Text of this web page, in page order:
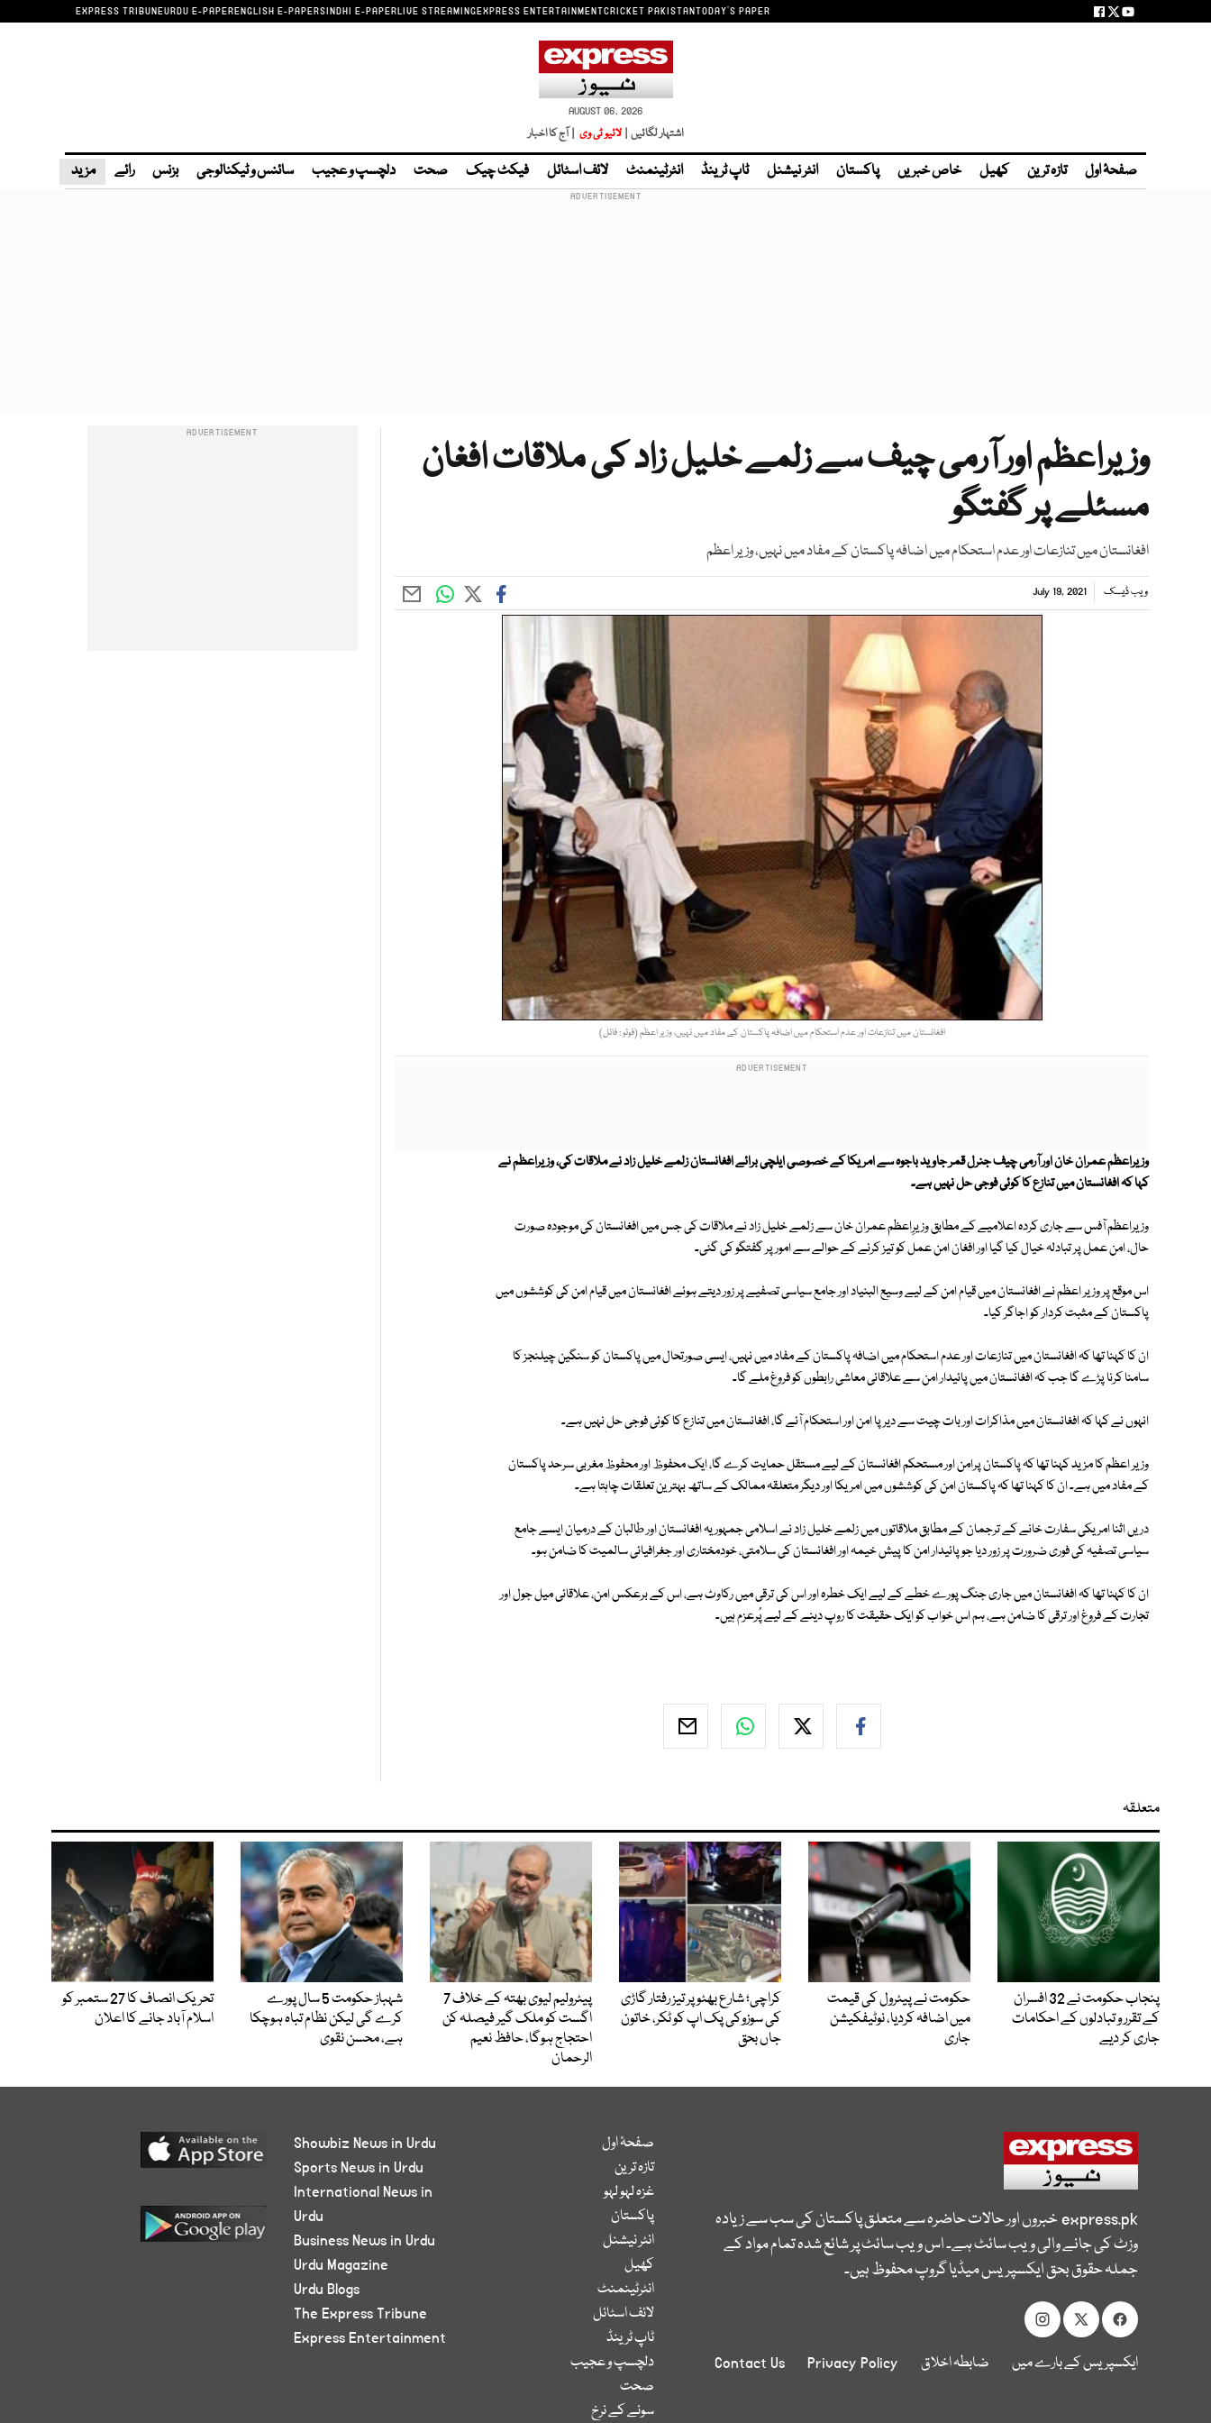
EXPRESS TRIBUNEURDU E-PAPERENGLISH E-PAPERSINDHI E-PAPERLIVE STREAMINGEXPRESS ENTERTAINMENTCRICKET PAKISTANTODAY'S PAPER
AUGUST 06, 2026
اشتہار لگائیں | لائیو ٹی وی | آج کا اخبار
صفحۂ اول تازہ ترین کھیل خاص خبریں پاکستان انٹر نیشنل ٹاپ ٹرینڈ انٹرٹینمنٹ لائف اسٹائل فیکٹ چیک صحت دلچسپ و عجیب سائنس و ٹیکنالوجی بزنس رائے مزید
وزیراعظم اور آرمی چیف سے زلمے خلیل زاد کی ملاقات افغان
مسئلے پر گفتگو
افغانستان میں تنازعات اور عدم استحکام میں اضافہ پاکستان کے مفاد میں نہیں، وزیر اعظم
ویب ڈیسک July 19, 2021
افغانستان میں تنازعات اور عدم استحکام میں اضافہ پاکستان کے مفاد میں نہیں، وزیر اعظم (فوٹو : فائل)
وزیراعظم عمران خان اور آرمی چیف جنرل قمر جاوید باجوہ سے امریکا کے خصوصی ایلچی برائے افغانستان زلمے خلیل زاد نے ملاقات کی، وزیراعظم نے
کہا کہ افغانستان میں تنازع کا کوئی فوجی حل نہیں ہے۔
وزیراعظم آفس سے جاری کردہ اعلامیے کے مطابق وزیرِاعظم عمران خان سے زلمے خلیل زاد نے ملاقات کی جس میں افغانستان کی موجودہ صورت
حال، امن عمل پر تبادلہ خیال کیا گیا اور افغان امن عمل کو تیز کرنے کے حوالے سے امور پر گفتگو کی گئی۔
اس موقع پر وزیر اعظم نے افغانستان میں قیام امن کے لیے وسیع البنیاد اور جامع سیاسی تصفیے پر زور دیتے ہوئے افغانستان میں قیام امن کی کوششوں میں
پاکستان کے مثبت کردار کو اجاگر کیا۔
ان کا کہنا تھا کہ افغانستان میں تنازعات اور عدم استحکام میں اضافہ پاکستان کے مفاد میں نہیں، ایسی صورتحال میں پاکستان کو سنگین چیلنجز کا
سامنا کرنا پڑے گا جب کہ افغانستان میں پائیدار امن سے علاقائی معاشی رابطوں کو فروغ ملے گا۔
انہوں نے کہا کہ افغانستان میں مذاکرات اور بات چیت سے دیرپا امن اور استحکام آئے گا، افغانستان میں تنازع کا کوئی فوجی حل نہیں ہے۔
وزیر اعظم کا مزید کہنا تھا کہ پاکستان پرامن اور مستحکم افغانستان کے لیے مستقل حمایت کرے گا، ایک محفوظ اور محفوظ مغربی سرحد پاکستان
کے مفاد میں ہے۔ ان کا کہنا تھا کہ پاکستان امن کی کوششوں میں امریکا اور دیگر متعلقہ ممالک کے ساتھ بہترین تعلقات چاہتا ہے۔
دریں اثنا امریکی سفارت خانے کے ترجمان کے مطابق ملاقاتوں میں زلمے خلیل زاد نے اسلامی جمہوریہ افغانستان اور طالبان کے درمیان ایسے جامع
سیاسی تصفیہ کی فوری ضرورت پر زور دیا جو پائیدار امن کا پیش خیمہ اور افغانستان کی سلامتی، خودمختاری اور جغرافیائی سالمیت کا ضامن ہو۔
ان کا کہنا تھا کہ افغانستان میں جاری جنگ پورے خطے کے لیے ایک خطرہ اور اس کی ترقی میں رکاوٹ ہے، اس کے برعکس امن، علاقائی میل جول اور
تجارت کے فروغ اور ترقی کا ضامن ہے، ہم اس خواب کو ایک حقیقت کا روپ دینے کے لیے پُرعزم ہیں۔
متعلقہ
پنجاب حکومت نے 32 افسران
کے تقرر و تبادلوں کے احکامات
جاری کر دیے
حکومت نے پیٹرول کی قیمت
میں اضافہ کردیا، نوٹیفکیشن
جاری
کراچی؛ شارع بھٹو پر تیز رفتار گاڑی
کی سوزوکی پک اپ کو ٹکر، خاتون
جاں بحق
پیٹرولیم لیوی بھتہ کے خلاف 7
اگست کو ملک گیر فیصلہ کن
احتجاج ہوگا، حافظ نعیم
الرحمان
شہباز حکومت 5 سال پورے
کرے گی لیکن نظام تباہ ہوچکا
ہے، محسن نقوی
تحریک انصاف کا 27 ستمبر کو
اسلام آباد جانے کا اعلان
express.pkخبروں اور حالات حاضرہ سے متعلق پاکستان کی سب سے زیادہ
وزٹ کی جانے والی ویب سائٹ ہے۔ اس ویب سائٹ پر شائع شدہ تمام مواد کے
جملہ حقوق بحق ایکسپریس میڈیا گروپ محفوظ ہیں۔
ایکسپریس کے بارے میں ضابطہ اخلاق Privacy Policy
Contact Us
صفحۂ اول
تازہ ترین
غزہ لہو لہو
پاکستان
انٹر نیشنل
کھیل
انٹرٹینمنٹ
لائف اسٹائل
ٹاپ ٹرینڈ
دلچسپ و عجیب
صحت
سونے کے نرخ
Showbiz News in Urdu
Sports News in Urdu
International News in
Urdu
Business News in Urdu
Urdu Magazine
Urdu Blogs
The Express Tribune
Express Entertainment